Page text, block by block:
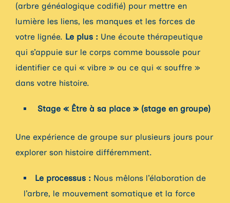
(arbre généalogique codifié) pour mettre en
lumière les liens, les manques et les forces de
votre lignée. Le plus : Une écoute thérapeutique
qui s’appuie sur le corps comme boussole pour
identifier ce qui « vibre » ou ce qui « souffre »
dans votre histoire.
Stage « Être à sa place » (stage en groupe)
Une expérience de groupe sur plusieurs jours pour
explorer son histoire différemment.
Le processus : Nous mêlons l’élaboration de
l’arbre, le mouvement somatique et la force